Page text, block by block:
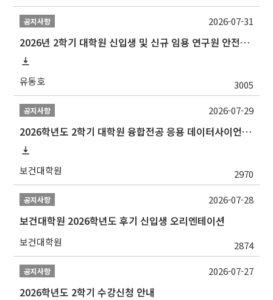
공지사항
2026년 2학기 대학원 신입생 및 신규 임용 연구원 안전환경교육(신규교육) 실시 안내
유동호 3005
2026-07-31
공지사항
2026학년도 2학기 대학원 융합전공 응용 데이터사이언스 선발 계획 알림
보건대학원 2970
2026-07-29
공지사항
보건대학원 2026학년도 후기 신입생 오리엔테이션
보건대학원 2874
2026-07-28
공지사항
2026학년도 2학기 수강신청 안내
2026-07-27